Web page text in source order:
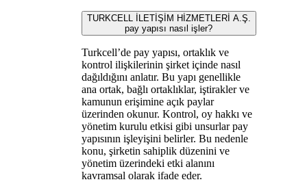
TURKCELL İLETİŞİM HİZMETLERİ A.Ş.
pay yapısı nasıl işler?
Turkcell’de pay yapısı, ortaklık ve
kontrol ilişkilerinin şirket içinde nasıl
dağıldığını anlatır. Bu yapı genellikle
ana ortak, bağlı ortaklıklar, iştirakler ve
kamunun erişimine açık paylar
üzerinden okunur. Kontrol, oy hakkı ve
yönetim kurulu etkisi gibi unsurlar pay
yapısının işleyişini belirler. Bu nedenle
konu, şirketin sahiplik düzenini ve
yönetim üzerindeki etki alanını
kavramsal olarak ifade eder.